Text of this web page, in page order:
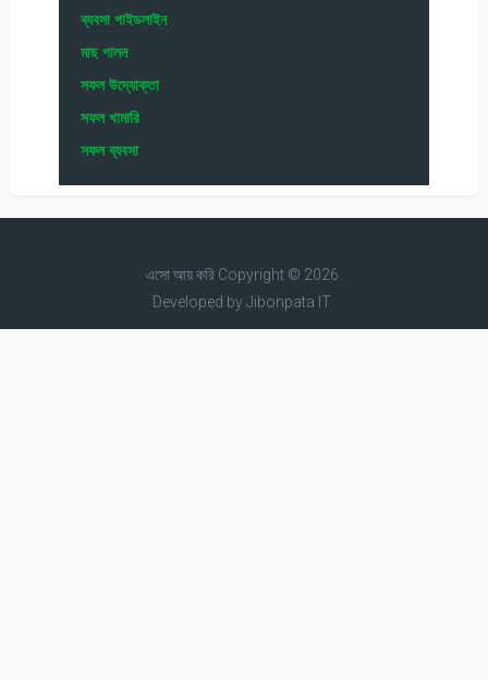
ব্যবসা গাইডলাইন
মাছ পালন
সফল উদ্যোক্তা
সফল খামারি
সফল ব্যবসা
এসো আয় করিCopyright © 2026.
Developed byJibonpata IT